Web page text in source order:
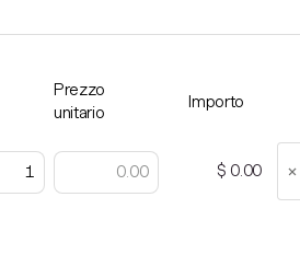
Prezzo
unitario
Importo
$ 0.00